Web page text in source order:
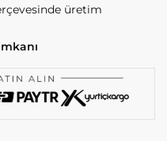
üretim